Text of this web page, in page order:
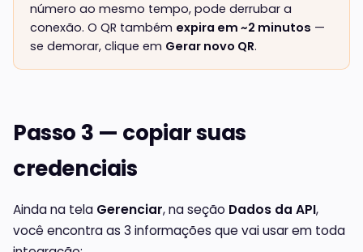
número ao mesmo tempo, pode derrubar a
conexão. O QR também expira em ~2 minutos —
se demorar, clique em Gerar novo QR.
Passo 3 — copiar suas
credenciais
Ainda na tela Gerenciar, na seção Dados da API,
você encontra as 3 informações que vai usar em toda